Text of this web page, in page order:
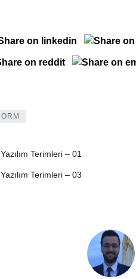
ORM
Yazılım Terimleri – 01
Yazılım Terimleri – 03